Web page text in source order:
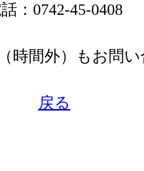
：0742-45-0408
時間外）もお問
戻る